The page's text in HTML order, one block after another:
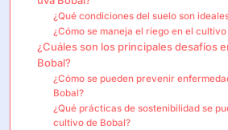
¿Qué condiciones del suelo son
¿Cómo se maneja el riego en el
¿Cuáles son los principales desafíos
Bobal?
¿Cómo se pueden prevenir
Bobal?
¿Qué prácticas de sostenibilidad se
cultivo de Bobal?